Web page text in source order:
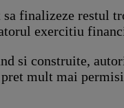
finalizeze restul
exercitiu
si construite,
mult mai